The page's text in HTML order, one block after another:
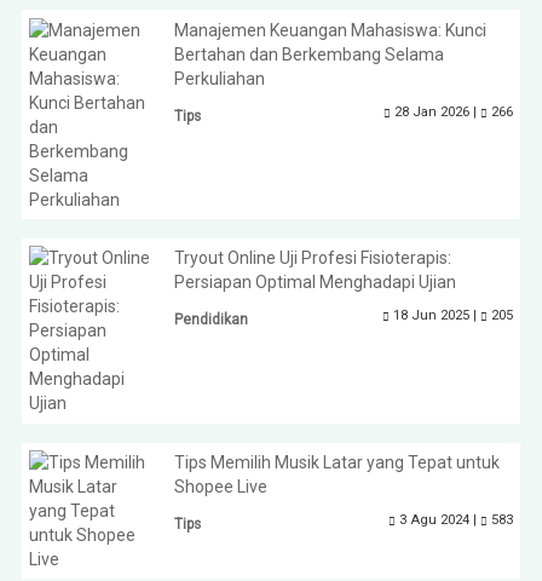
Manajemen Keuangan Mahasiswa: Kunci
Bertahan dan Berkembang Selama
Perkuliahan
Tips 28 Jan 2026 | 266
Tryout Online Uji Profesi Fisioterapis:
Persiapan Optimal Menghadapi Ujian
Pendidikan 18 Jun 2025 | 205
Tips Memilih Musik Latar yang Tepat untuk
Shopee Live
Tips 3 Agu 2024 | 583